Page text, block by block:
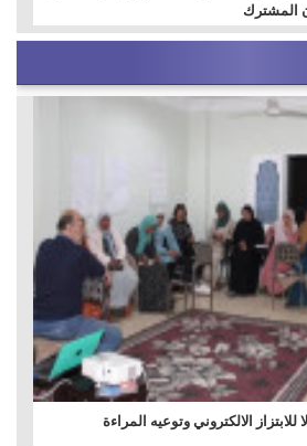
المشترك
للابتزاز الالكتروني وتوعيه المراءة